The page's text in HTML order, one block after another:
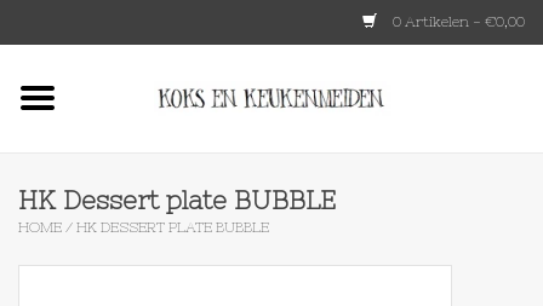
0 Artikelen - €0,00
HK Dessert plate BUBBLE
HOME / HK DESSERT PLATE BUBBLE